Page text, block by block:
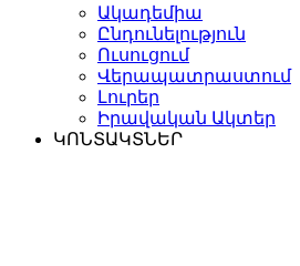
Ակադեմիա
Ընդունելություն
Ուսուցում
Վերապատրաստում
Լուրեր
Իրավական Ակտեր
ԿՈՆՏԱԿՏՆԵՐ